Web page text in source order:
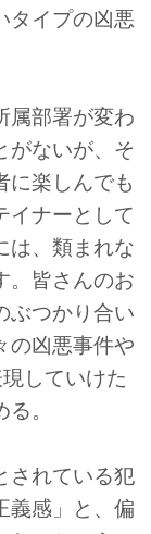
タイプの凶悪
属部署が変わ
がないが、そ
に楽しんでも
イナーとして
は、類まれな
。皆さんのお
ぶつかり合い
の凶悪事件
していけた
。
されている犯
義感」と、偏